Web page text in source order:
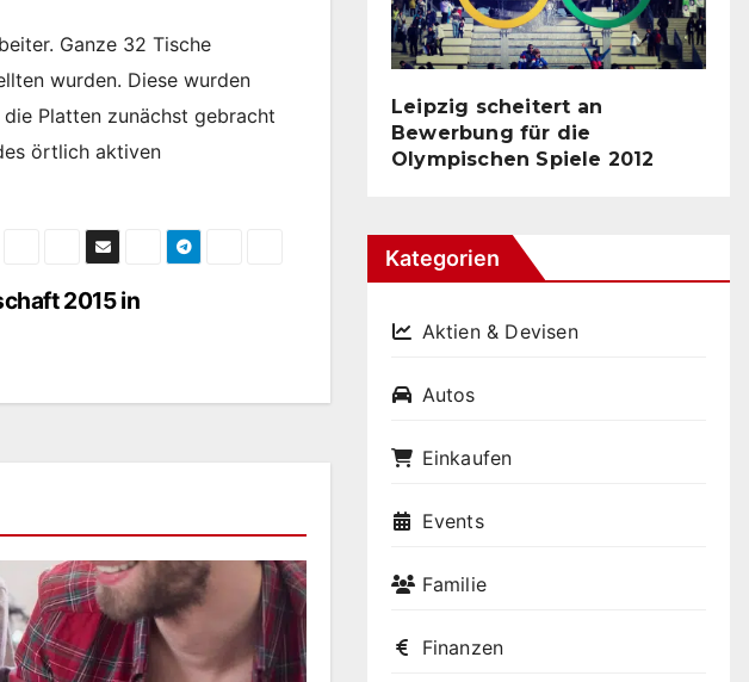
Ganze 32 Tische
wurden. Diese wurden
Platten zunächst gebracht
örtlich aktiven
2015 in
Leipzig scheitert an
Bewerbung für die
Olympischen Spiele 2012
Kategorien
Aktien & Devisen
Autos
Einkaufen
Events
Familie
Finanzen